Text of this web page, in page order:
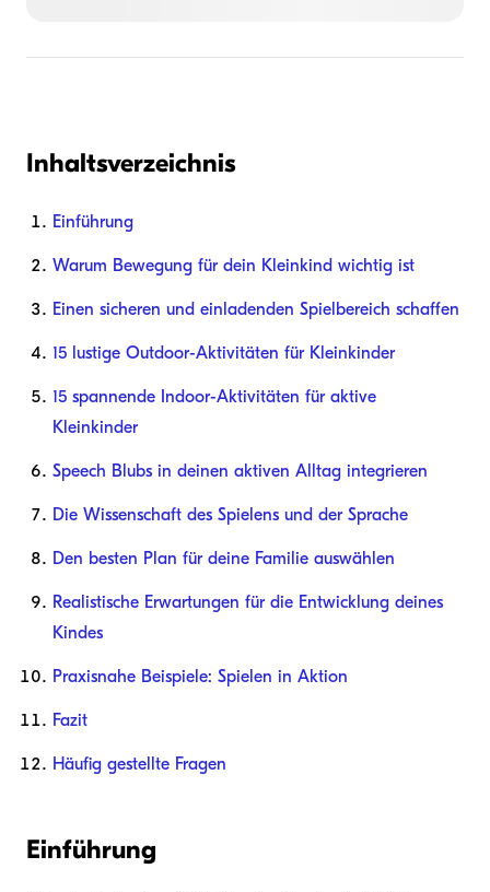
Inhaltsverzeichnis
Einführung
Warum Bewegung für dein Kleinkind wichtig ist
Einen sicheren und einladenden Spielbereich schaffen
15 lustige Outdoor-Aktivitäten für Kleinkinder
15 spannende Indoor-Aktivitäten für aktive
Kleinkinder
Speech Blubs in deinen aktiven Alltag integrieren
Die Wissenschaft des Spielens und der Sprache
Den besten Plan für deine Familie auswählen
Realistische Erwartungen für die Entwicklung deines
Kindes
Praxisnahe Beispiele: Spielen in Aktion
Fazit
Häufig gestellte Fragen
Einführung